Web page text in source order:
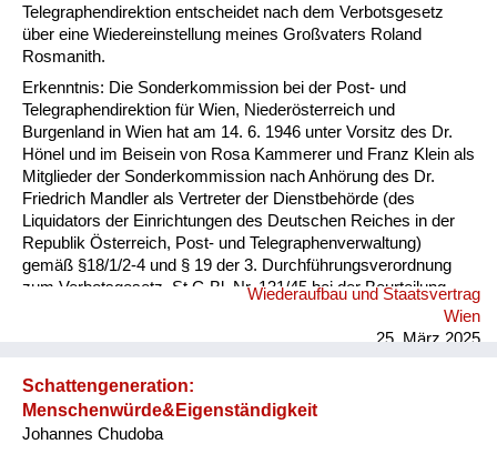
Telegraphendirektion entscheidet nach dem Verbotsgesetz
über eine Wiedereinstellung meines Großvaters Roland
Rosmanith.
Erkenntnis: Die Sonderkommission bei der Post- und
Telegraphendirektion für Wien, Niederösterreich und
Burgenland in Wien hat am 14. 6. 1946 unter Vorsitz des Dr.
Hönel und im Beisein von Rosa Kammerer und Franz Klein als
Mitglieder der Sonderkommission nach Anhörung des Dr.
Friedrich Mandler als Vertreter der Dienstbehörde (des
Liquidators der Einrichtungen des Deutschen Reiches in der
Republik Österreich, Post- und Telegraphenverwaltung)
gemäß §18/1/2-4 und § 19 der 3. Durchführungsverordnung
zum Verbotsgesetz, St.G.Bl. Nr. 131/45 bei der Beurteilung
des Technischen Telegrapheninspektors Roland Rosmanith in
NSDAP (Verbotsgesetz), StGB1. 13/45 nach durchgeführter
mündlicher Verhandlung festgestellt: Technischer
Telegrapheninspektor Roland Rosmanith bietet nach seinem
bisherigen Verhalten keine Gewähr dafür, daß er jederzeit
Wiederaufbau und Staatsvertrag
Wien
25. März 2025
Schattengeneration:
Menschenwürde&Eigenständigkeit
Johannes Chudoba